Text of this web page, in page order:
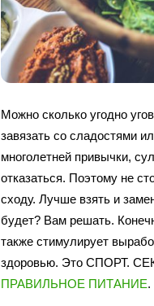
Можно сколько угодно
завязать со сладостями
многолетней привычки,
отказаться. Поэтому не
сходу. Лучше взять и
будет? Вам решать.
также стимулирует
здоровью. Это СПОРТ.
ПРАВИЛЬНОЕ ПИТАНИЕ.